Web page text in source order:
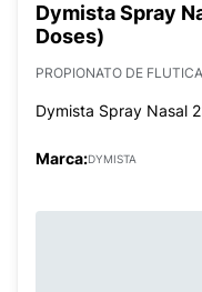
Dymista Spray
Doses)
PROPIONATO DE
Dymista Spray Nasal
Marca:DYMISTA